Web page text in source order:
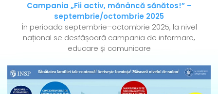
Campania „Fii activ, mănâncă sănătos!” –
septembrie/octombrie 2025
În perioada septembrie–octombrie 2025, la nivel
național se desfășoară campania de informare,
educare și comunicare